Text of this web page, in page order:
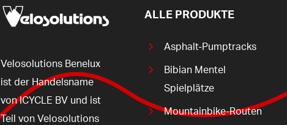
Velosolutions Benelux
ist der Handelsname
von ICYCLE BV und ist
Teil von Velosolutions
ALLE PRODUKTE
Asphalt-Pumptracks
Bibian Mentel
Spielplätze
Mountainbike-Routen